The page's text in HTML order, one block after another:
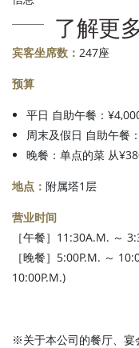
了解更
宾客坐席数： 247座
预算
平日 自助午餐：
周末及假日 自助午餐
晚餐：单点的菜 从
地点： 附属塔1层
营业时间
［午餐］11:30A.M. ～
［晚餐］5:00P.M. ～
10:00P.M.)
※关于本公司的餐厅、宴